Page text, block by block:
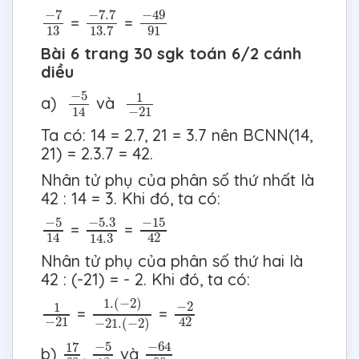
−7
13
713
= −7.7
13.7
7.713.7
= −49
91
4991
Bài 6 trang 30 sgk toán 6/2 cánh
diều
a)
−5
14
514
và
1
−21
−21
Ta có: 14 = 2.7, 21 = 3.7 nên BCNN(14,
21) = 2.3.7 = 42.
Nhân tử phụ của phân số thứ nhất là
42 : 14 = 3. Khi đó, ta có:
−5
14
514
= −5.3
14.3
5.314.3
= −15
42
1542
Nhân tử phụ của phân số thứ hai là
42 : (-21) = - 2. Khi đó, ta có:
1
−21
21
= 1.(−2)
−21.(−2)
(− 2 −21.
=
−2
42
242
b)
17
1760
, −5
518
và −64
6490